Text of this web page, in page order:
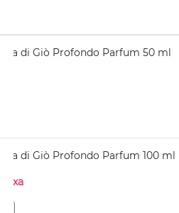
di Giò Profondo Parfum 50 ml
di Giò Profondo Parfum 100 ml